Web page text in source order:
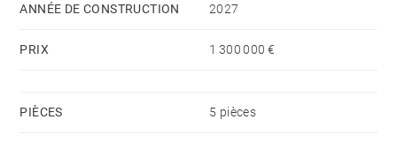
ANNÉE DE CONSTRUCTION 2027
PRIX 1 300 000 €
PIÈCES 5 pièces